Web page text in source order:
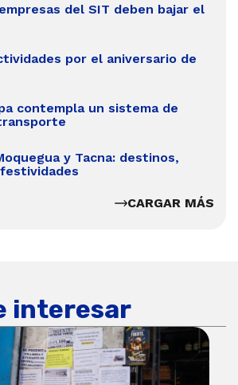
del SIT deben bajar el
por el aniversario de
contempla un sistema de
y Tacna: destinos,
CARGAR MÁS
interesar